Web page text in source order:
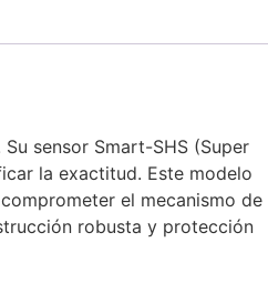
sensor Smart-SHS (Super
la exactitud. Este modelo
el mecanismo de
robusta y protección